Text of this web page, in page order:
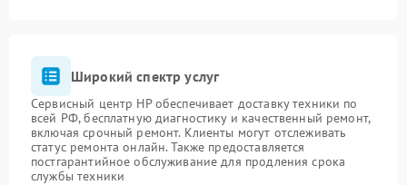
Широкий спектр услуг
Сервисный центр HP обеспечивает доставку техники по
всей РФ, бесплатную диагностику и качественный ремонт,
включая срочный ремонт. Клиенты могут отслеживать
статус ремонта онлайн. Также предоставляется
постгарантийное обслуживание для продления срока
службы техники